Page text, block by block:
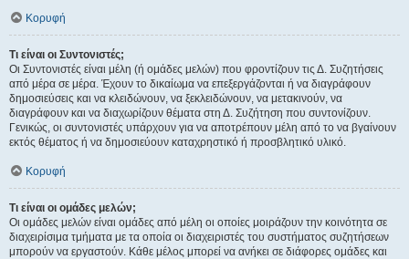
Κορυφή
Τι είναι οι Συντονιστές;
Οι Συντονιστές είναι μέλη (ή ομάδες μελών) που φροντίζουν τις Δ. Συζητήσεις
από μέρα σε μέρα. Έχουν το δικαίωμα να επεξεργάζονται ή να διαγράφουν
δημοσιεύσεις και να κλειδώνουν, να ξεκλειδώνουν, να μετακινούν, να
διαγράφουν και να διαχωρίζουν θέματα στη Δ. Συζήτηση που συντονίζουν.
Γενικώς, οι συντονιστές υπάρχουν για να αποτρέπουν μέλη από το να βγαίνουν
εκτός θέματος ή να δημοσιεύουν καταχρηστικό ή προσβλητικό υλικό.
Κορυφή
Τι είναι οι ομάδες μελών;
Οι ομάδες μελών είναι ομάδες από μέλη οι οποίες μοιράζουν την κοινότητα σε
διαχειρίσιμα τμήματα με τα οποία οι διαχειριστές του συστήματος συζητήσεων
μπορούν να εργαστούν. Κάθε μέλος μπορεί να ανήκει σε διάφορες ομάδες και